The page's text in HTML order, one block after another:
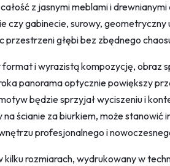
z jasnymi meblami i
czy gabinecie, surowy,
głębi bez zbędnego
i wyrazistą kompozycję, obraz
panorama optycznie powiększy
będzie sprzyjał wyciszeniu i
ścianie za biurkiem, może stanowić
profesjonalnego i
rozmiarach, wydrukowany w